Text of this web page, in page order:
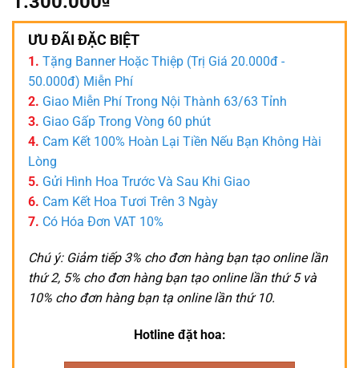
ƯU ĐÃI ĐẶC BIỆT
1. Tặng Banner Hoặc Thiệp (Trị Giá 20.000đ -
50.000đ) Miễn Phí
2. Giao Miễn Phí Trong Nội Thành 63/63 Tỉnh
3. Giao Gấp Trong Vòng 60 phút
4. Cam Kết 100% Hoàn Lại Tiền Nếu Bạn Không Hài
Lòng
5. Gửi Hình Hoa Trước Và Sau Khi Giao
6. Cam Kết Hoa Tươi Trên 3 Ngày
7. Có Hóa Đơn VAT 10%
Chú ý: Giảm tiếp 3% cho đơn hàng bạn tạo online lần
thứ 2, 5% cho đơn hàng bạn tạo online lần thứ 5 và
10% cho đơn hàng bạn tạ online lần thứ 10.
Hotline đặt hoa: